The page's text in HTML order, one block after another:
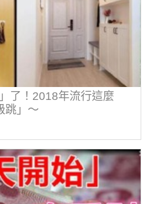
了！2018年流行這麼
跳」～